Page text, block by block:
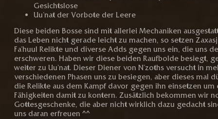
Gesichtslose
Uu’nat der Vorbote der Leere
Diese beiden Bosse sind mit allerlei Mechaniken
das Leben nicht gerade leicht zu machen, so setzen
Fa’huul Relikte und diverse Adds gegen uns ein, die uns
erschweren. Haben wir diese beiden Raufbolde besiegt,
weiter zu Uu’nat. Dieser Diener von N’zoths versucht in
verschiedenen Phasen uns zu besiegen, aber dieses mal
die Relikte aus dem Kampf davor gegen ihn einsetzen um
Fähigkeiten damit zu kontern. Zusätzlich bekommen wir
Gottesgeschenke, die aber nicht wirklich dazu gedacht
uns daran erfreuen ^^